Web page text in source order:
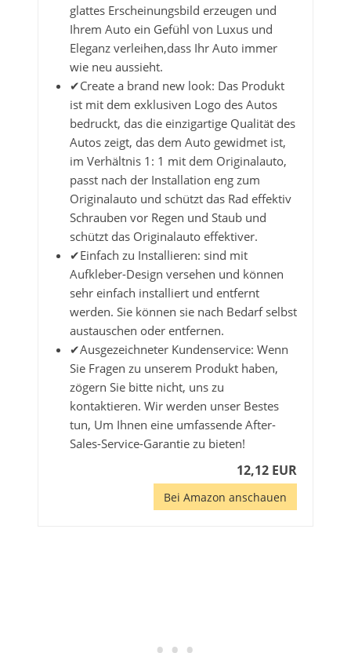
glattes Erscheinungsbild erzeugen und
Ihrem Auto ein Gefühl von Luxus und
Eleganz verleihen,dass Ihr Auto immer
wie neu aussieht.
✔Create a brand new look: Das Produkt
ist mit dem exklusiven Logo des Autos
bedruckt, das die einzigartige Qualität des
Autos zeigt, das dem Auto gewidmet ist,
im Verhältnis 1: 1 mit dem Originalauto,
passt nach der Installation eng zum
Originalauto und schützt das Rad effektiv
Schrauben vor Regen und Staub und
schützt das Originalauto effektiver.
✔Einfach zu Installieren: sind mit
Aufkleber-Design versehen und können
sehr einfach installiert und entfernt
werden. Sie können sie nach Bedarf selbst
austauschen oder entfernen.
✔Ausgezeichneter Kundenservice: Wenn
Sie Fragen zu unserem Produkt haben,
zögern Sie bitte nicht, uns zu
kontaktieren. Wir werden unser Bestes
tun, Um Ihnen eine umfassende After-
Sales-Service-Garantie zu bieten!
12,12 EUR
Bei Amazon anschauen